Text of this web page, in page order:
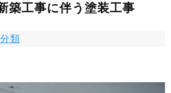
工事に伴う塗装工事
類